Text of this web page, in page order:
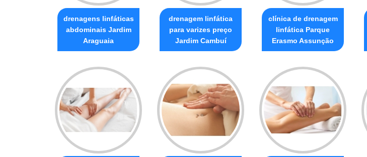
drenagens linfáticas
abdominais Jardim
Araguaia
drenagem linfática
para varizes preço
Jardim Cambuí
clínica de drenagem
linfática Parque
Erasmo Assunção